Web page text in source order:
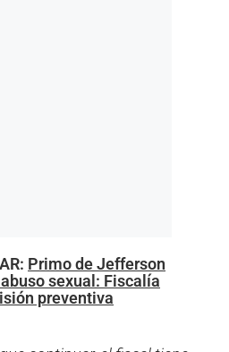
: Primo de Jefferson
sexual: Fiscalía
preventiva